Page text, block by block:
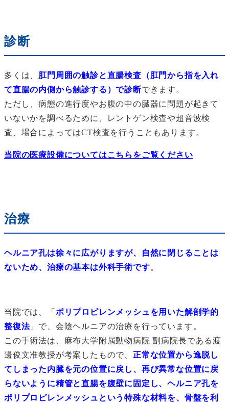
診断
多くは、 肛門周囲の触診と直腸検査（肛門から指を入れ
て直腸の内側から触診する）で診断できます。
ただし、病態の進行度やお腹の中の臓器に問題が起きて
いないかを調べるために、レントゲン検査や超音波検
査、場合によってはCT検査を行うこともあります。
当院の医療設備についてはこちらをご覧ください
治療
ヘルニア孔は徐々に広がりますが、自然に閉じることは
ないため、治療の基本は外科手術です。
当院では、「 ポリプロピレンメッシュを用いた解剖学的
整復法」で、会陰ヘルニアの治療を行っています。
この手術法は、麻布大学附属動物病院 副病院長である渡
邊俊文准教授が考案したもので、 正常な位置から逸脱し
てしまった内臓を元の位置に戻し、再び異常な位置に戻
らないように精管と直腸を腹壁に固定し、ヘルニア孔を
ポリプロピレンメッシュという特殊な材料を、骨盤を利